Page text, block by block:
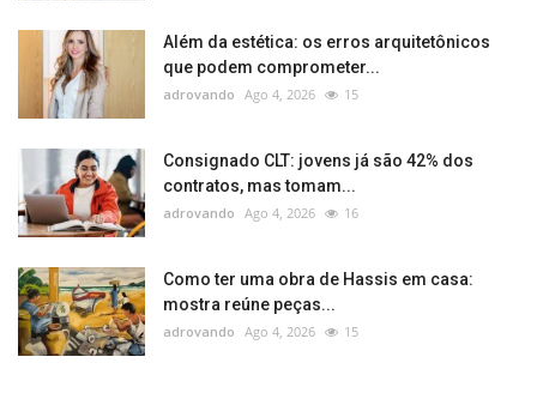
Além da estética: os erros arquitetônicos
que podem comprometer...
adrovando Ago 4, 2026 15
Consignado CLT: jovens já são 42% dos
contratos, mas tomam...
adrovando Ago 4, 2026 16
Como ter uma obra de Hassis em casa:
mostra reúne peças...
adrovando Ago 4, 2026 15